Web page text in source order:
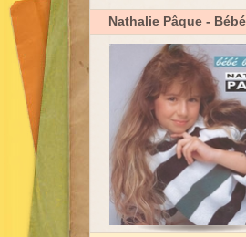
Nathalie Pâque -